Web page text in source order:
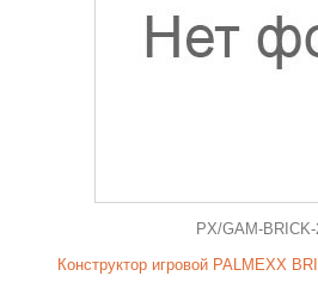
PX/GAM-BRICK-
Конструктор игровой PALMEXX